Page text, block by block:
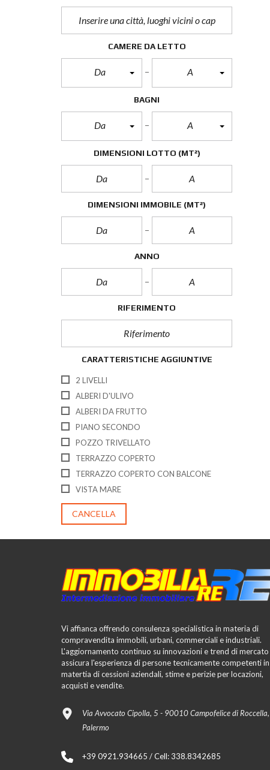
CAMERE DA LETTO
Da A
BAGNI
Da A
DIMENSIONI LOTTO (MT²)
DIMENSIONI IMMOBILE (MT²)
ANNO
RIFERIMENTO
CARATTERISTICHE AGGIUNTIVE
2 LIVELLI
ALBERI D'ULIVO
ALBERI DA FRUTTO
PIANO SECONDO
POZZO TRIVELLATO
TERRAZZO COPERTO
TERRAZZO COPERTO CON BALCONE
VISTA MARE
CANCELLA
Vi affianca offrendo consulenza specialistica in materia di
compravendita immobili, urbani, commerciali e industriali.
L'aggiornamento continuo su innovazioni e trend di mercato
assicura l'esperienza di persone tecnicamente competenti in
matertia di cessioni aziendali, stime e perizie per locazioni,
acquisti e vendite.
Via Avvocato Cipolla, 5 - 90010 Campofelice di Roccella,
Palermo
+39 0921.934665 / Cell: 338.8342685